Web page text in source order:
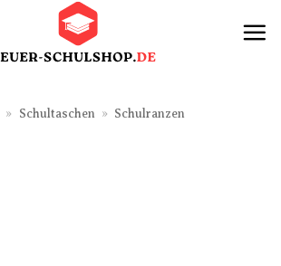
» Schultaschen » Schulranzen